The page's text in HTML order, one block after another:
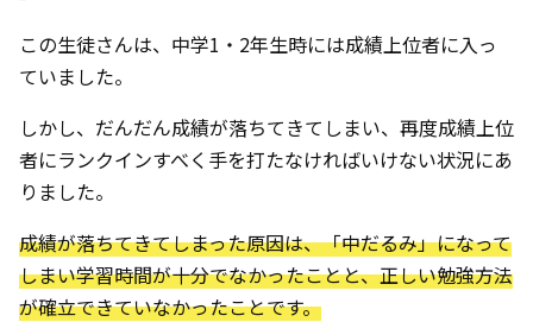
この生徒さんは、中学1・2年生時には成績上位者に入っ
ていました。
しかし、だんだん成績が落ちてきてしまい、再度成績上位
者にランクインすべく手を打たなければいけない状況にあ
りました。
成績が落ちてきてしまった原因は、「中だるみ」になって
しまい学習時間が十分でなかったことと、正しい勉強方法
が確立できていなかったことです。